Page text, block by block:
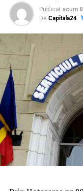
Publicat acum
De Capitala24